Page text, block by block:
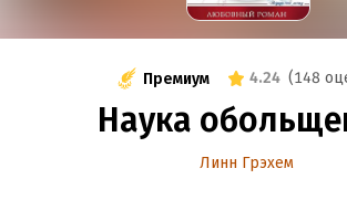
Премиум 4.24 (148
Наука
Линн Грэхем